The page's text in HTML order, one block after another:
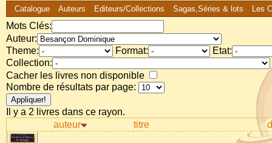
Catalogue Auteurs Editeurs/Collections Sagas,Séries & lots Les
Mots Clés:
Auteur:
Theme:
Format:
Etat:
Collection:
Cacher les livres non disponible
Nombre de résultats par page:
Il y a 2 livres dans ce rayon.
auteur
titre